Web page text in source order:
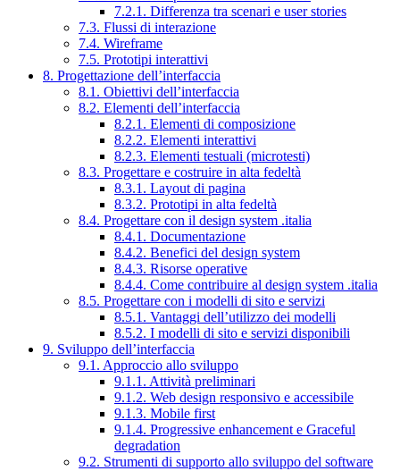
7.2.1. Differenza tra scenari e user stories
7.3. Flussi di interazione
7.4. Wireframe
7.5. Prototipi interattivi
8. Progettazione dell’interfaccia
8.1. Obiettivi dell’interfaccia
8.2. Elementi dell’interfaccia
8.2.1. Elementi di composizione
8.2.2. Elementi interattivi
8.2.3. Elementi testuali (microtesti)
8.3. Progettare e costruire in alta fedeltà
8.3.1. Layout di pagina
8.3.2. Prototipi in alta fedeltà
8.4. Progettare con il design system .italia
8.4.1. Documentazione
8.4.2. Benefici del design system
8.4.3. Risorse operative
8.4.4. Come contribuire al design system .italia
8.5. Progettare con i modelli di sito e servizi
8.5.1. Vantaggi dell’utilizzo dei modelli
8.5.2. I modelli di sito e servizi disponibili
9. Sviluppo dell’interfaccia
9.1. Approccio allo sviluppo
9.1.1. Attività preliminari
9.1.2. Web design responsivo e accessibile
9.1.3. Mobile first
9.1.4. Progressive enhancement e Graceful
degradation
9.2. Strumenti di supporto allo sviluppo del software